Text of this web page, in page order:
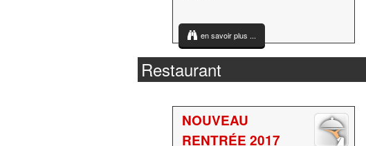
en savoir plus ...
Restaurant
NOUVEAU
RENTRÉE 2017